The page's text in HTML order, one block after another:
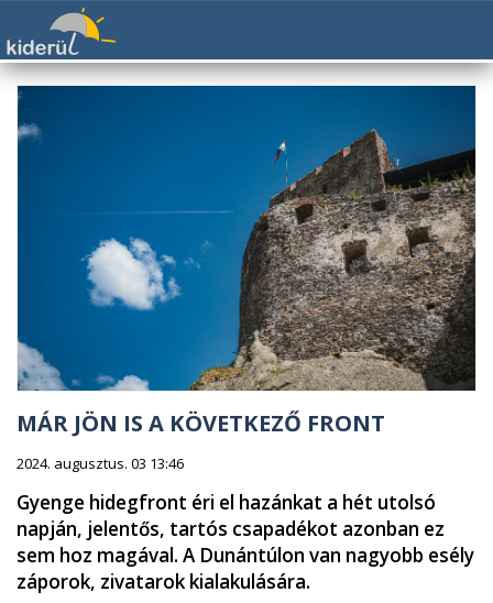
MÁR JÖN IS A KÖVETKEZŐ FRONT
2024. augusztus. 03 13:46
Gyenge hidegfront éri el hazánkat a hét utolsó
napján, jelentős, tartós csapadékot azonban ez
sem hoz magával. A Dunántúlon van nagyobb esély
záporok, zivatarok kialakulására.